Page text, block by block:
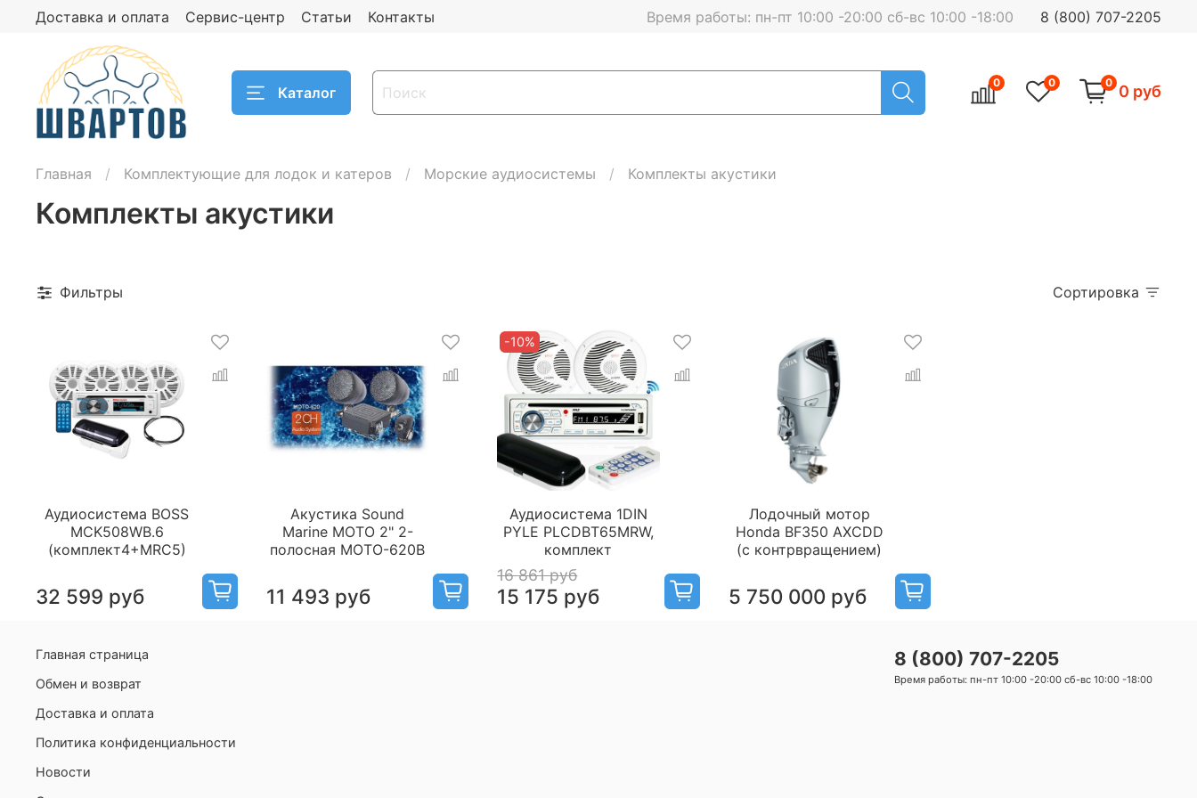
Доставка и оплата Сервис-центр Статьи Контакты Время работы: пн-пт 10:00 -20:00 сб-вс 10:00 -18:00 8 (800) 707-2205
Каталог
0 0 0 0 руб
Главная Комплектующие для лодок и катеров Морские аудиосистемы Комплекты акустики
Комплекты акустики
Фильтры Сортировка
Аудиосистема BOSS
MCK508WB.6
(комплект4+MRC5)
32 599 руб
Акустика Sound
Marine MOTO 2" 2-
полосная MOTO-620B
11 493 руб
-10%
Аудиосистема 1DIN
PYLE PLCDBT65MRW,
комплект
16 861 руб
15 175 руб
Лодочный мотор
Honda BF350 AXCDD
(с контрвращением)
5 750 000 руб
Главная страница
Обмен и возврат
Доставка и оплата
Политика конфиденциальности
Новости
8 (800) 707-2205
Время работы: пн-пт 10:00 -20:00 сб-вс 10:00 -18:00